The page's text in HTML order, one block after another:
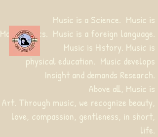
Music is a Science. Music is
Mathematics. Music is a foreign language.
Music is History. Music is
physical education. Music develops
Insight and demands Research.
Above all, Music is
Art. Through music, we recognize beauty,
love, compassion, gentleness, in short,
life.